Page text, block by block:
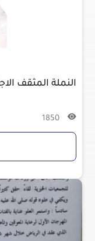
النملة المثقف
1850